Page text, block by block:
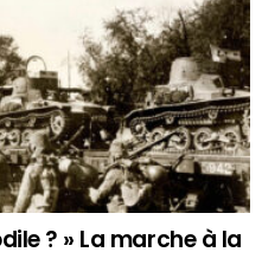
? » La marche à la